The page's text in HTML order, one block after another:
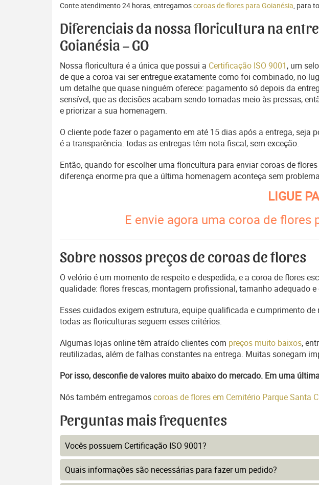
Conte atendimento 24 horas, entregamoscoroas de flores para Goianésia, para
Diferenciais da nossa floricultura na
Goianésia – GO
Nossa floricultura é a única que possui a Certificação ISO 9001, um
de que a coroa vai ser entregue exatamente como foi combinado, no
um detalhe que quase ninguém oferece: pagamento só depois da
sensível, que as decisões acabam sendo tomadas meio às pressas,
e priorizar a sua homenagem.
O cliente pode fazer o pagamento em até 15 dias após a entrega,
é a transparência: todas as entregas têm nota fiscal, sem exceção.
Então, quando for escolher uma floricultura para enviar coroas de
diferença enorme pra que a última homenagem aconteça sem
LIGUE
E envie agora uma coroa de flores
Sobre nossos preços de coroas de flores
O velório é um momento de respeito e despedida, e a coroa de flores
qualidade: flores frescas, montagem profissional, tamanho adequado e
Esses cuidados exigem estrutura, equipe qualificada e cumprimento
todas as floriculturas seguem esses critérios.
Algumas lojas online têm atraído clientes com preços muito baixos,
reutilizadas, além de falhas constantes na entrega. Muitas sonegam
Por isso, desconfie de valores muito abaixo do mercado. Em uma
Nós também entregamoscoroas de flores em Cemitério Parque Santa
Perguntas mais frequentes
Vocês possuem Certificação ISO 9001?
Quais informações são necessárias para fazer um pedido?